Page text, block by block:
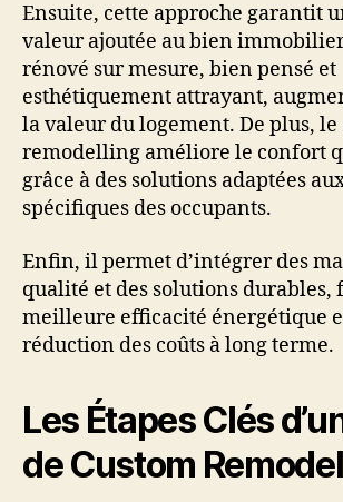
Ensuite, cette approche garantit
valeur ajoutée au bien
rénové sur mesure, bien pensé et
esthétiquement attrayant,
la valeur du logement. De plus, le
remodelling améliore le confort
grâce à des solutions adaptées
spécifiques des occupants.
Enfin, il permet d’intégrer des
qualité et des solutions durables,
meilleure efficacité énergétique
réduction des coûts à long terme.
Les Étapes Clés
de Custom